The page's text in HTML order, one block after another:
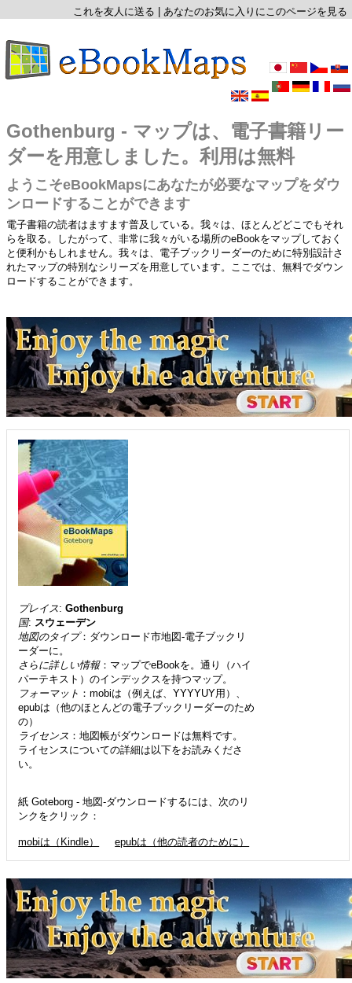
これを友人に送る あなたのお気に入りにこのページを見る
Gothenburg - マップは、電子書籍リー
ダーを用意しました。利用は無料
ようこそeBookMapsにあなたが必要なマップをダウ
ンロードすることができます
電子書籍の読者はますます普及している。我々は、ほとんどどこでもそれ
らを取る。したがって、非常に我々がいる場所のeBookをマップしておく
と便利かもしれません。我々は、電子ブックリーダーのために特別設計さ
れたマップの特別なシリーズを用意しています。ここでは、無料でダウン
ロードすることができます。
プレイス:Gothenburg
国: スウェーデン
地図のタイプ：ダウンロード市地図-電子ブックリ
ーダーに。
さらに詳しい情報：マップでeBookを。通り（ハイ
パーテキスト）のインデックスを持つマップ。
フォーマット ：mobiは（例えば、YYYYUY用）、
epubは（他のほとんどの電子ブックリーダーのため
の）
ライセンス ：地図帳がダウンロードは無料です。
ライセンスについての詳細は以下をお読みくださ
い。
紙 Goteborg - 地図-ダウンロードするには、次のリ
ンクをクリック：
mobiは（Kindle） epubは（他の読者のために）